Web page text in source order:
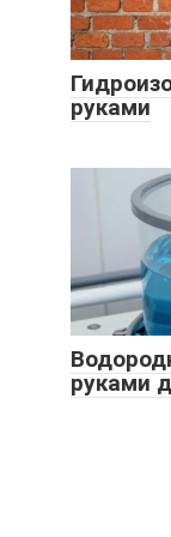
руками
руками